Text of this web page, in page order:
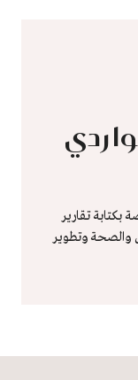
تقارير
والصحة وتطوير